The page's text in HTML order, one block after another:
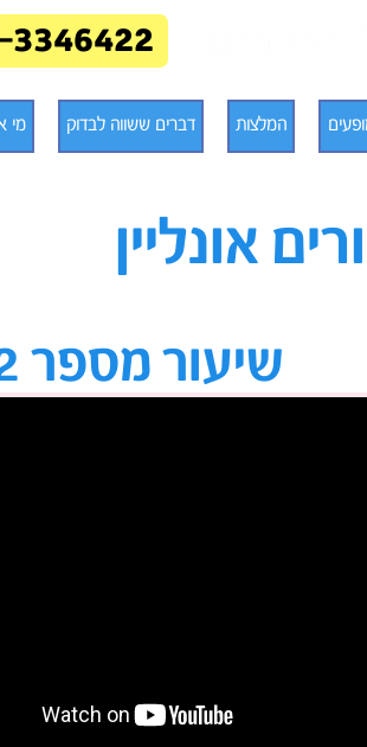
3346422
המלצות דברים ששווה לבדוק מי
אונליין
שיעור מספר 2